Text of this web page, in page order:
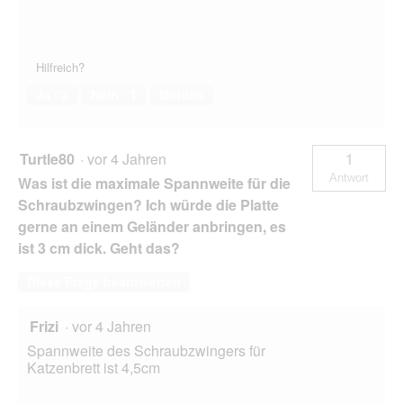
Hilfreich?
Turtle80 · vor 4 Jahren
Was ist die maximale Spannweite für die
Schraubzwingen? Ich würde die Platte
gerne an einem Geländer anbringen, es
ist 3 cm dick. Geht das?
1
Antwort
Frizi · vor 4 Jahren
Spannweite des Schraubzwingers für
Katzenbrett ist 4,5cm